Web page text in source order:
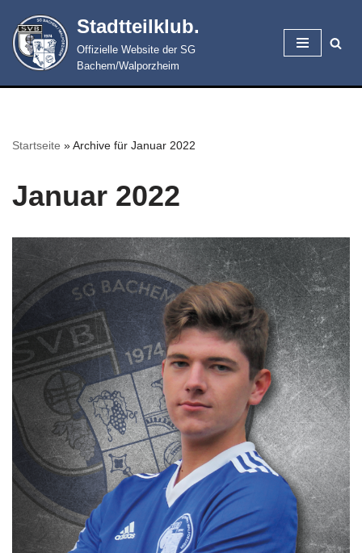
Zum
Inhalt
Stadtteilklub.
Offizielle Website der SG
Bachem/Walporzheim
Startseite »Archive für Januar 2022
Januar 2022